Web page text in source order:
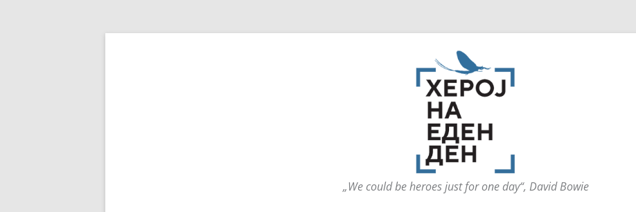
„We could be heroes just for one day“, David Bowie